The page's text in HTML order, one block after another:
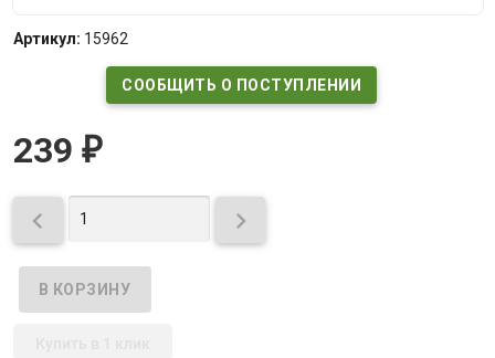
Артикул: 15962
СООБЩИТЬ О ПОСТУПЛЕНИИ
239 ₽
 